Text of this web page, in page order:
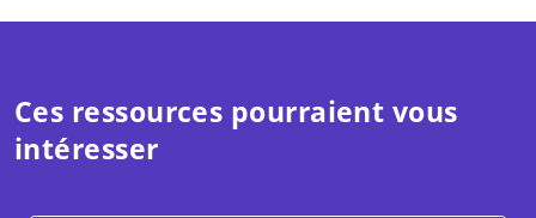
Ces ressources pourraient vous
intéresser